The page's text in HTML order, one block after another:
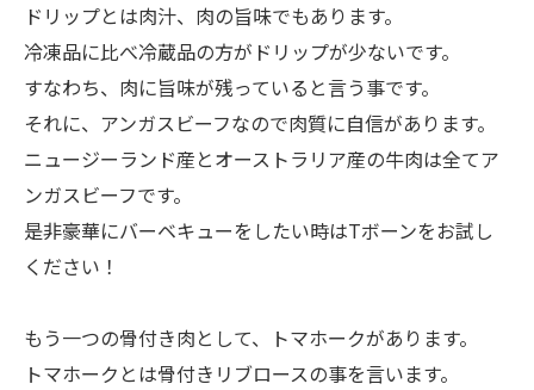
ドリップとは肉汁、肉の旨味でもあります。
冷凍品に比べ冷蔵品の方がドリップが少ないです。
すなわち、肉に旨味が残っていると言う事です。
それに、アンガスビーフなので肉質に自信があります。
ニュージーランド産とオーストラリア産の牛肉は全てア
ンガスビーフです。
是非豪華にバーベキューをしたい時はTボーンをお試し
ください！
もう一つの骨付き肉として、トマホークがあります。
トマホークとは骨付きリブロースの事を言います。